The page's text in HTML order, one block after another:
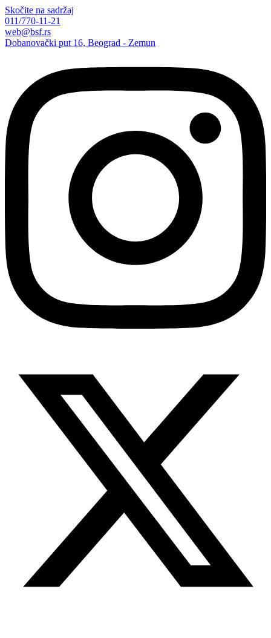
Skočite na sadržaj
011/770-11-21
web@bsf.rs
Dobanovački put 16, Beograd - Zemun